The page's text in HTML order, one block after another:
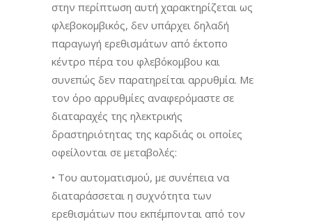
στην περίπτωση αυτή χαρακτηρίζεται ως
φλεβοκομβικός, δεν υπάρχει δηλαδή
παραγωγή ερεθισμάτων από έκτοπο
κέντρο πέρα του φλεβόκομβου και
συνεπώς δεν παρατηρείται αρρυθμία. Με
τον όρο αρρυθμίες αναφερόμαστε σε
διαταραχές της ηλεκτρικής
δραστηριότητας της καρδιάς οι οποίες
οφείλονται σε μεταβολές:
• Του αυτοματισμού, με συνέπεια να
διαταράσσεται η συχνότητα των
ερεθισμάτων που εκπέμπονται από τον